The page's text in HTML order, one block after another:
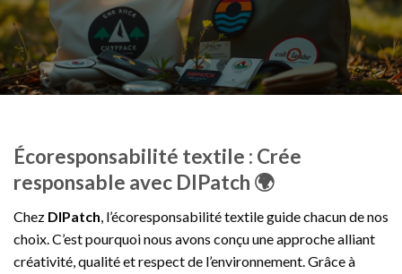
Écoresponsabilité textile : Crée
responsable avec DIPatch 🌍
Chez DIPatch, l’écoresponsabilité textile guide chacun de nos
choix. C’est pourquoi nous avons conçu une approche alliant
créativité, qualité et respect de l’environnement. Grâce à